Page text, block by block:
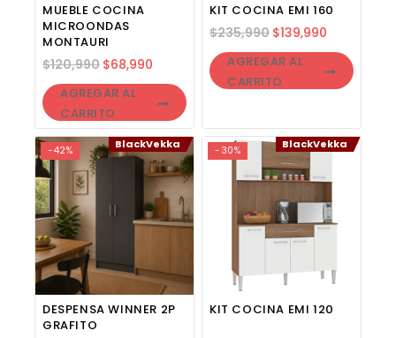
MUEBLE COCINA
MICROONDAS
MONTAURI
$120,990 $68,990
AGREGAR AL
CARRITO
KIT COCINA EMI 160
$235,990 $139,990
AGREGAR AL
CARRITO
-42% BlackVekka
DESPENSA WINNER 2P
GRAFITO
-30% BlackVekka
KIT COCINA EMI 120